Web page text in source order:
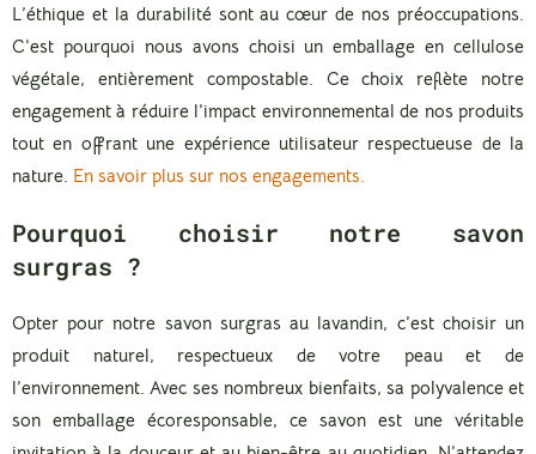
L’éthique et la durabilité sont au cœur de nos préoccupations.
C’est pourquoi nous avons choisi un emballage en cellulose
végétale, entièrement compostable. Ce choix reflète notre
engagement à réduire l’impact environnemental de nos produits
tout en offrant une expérience utilisateur respectueuse de la
nature. En savoir plus sur nos engagements.
Pourquoi choisir notre savon
surgras ?
Opter pour notre savon surgras au lavandin, c’est choisir un
produit naturel, respectueux de votre peau et de
l’environnement. Avec ses nombreux bienfaits, sa polyvalence et
son emballage écoresponsable, ce savon est une véritable